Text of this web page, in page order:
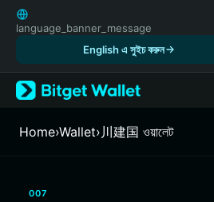
English
日本語
Русский
Español (Latinoamérica)
Türkçe
Italiano
language_banner_message
English এ সুইচ করুন
Home›Wallet›川建国 ওয়ালেট
007